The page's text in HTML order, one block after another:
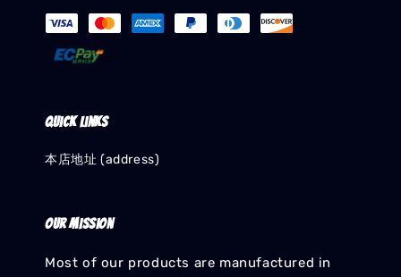
Quick links
本店地址 (address)
Our mission
Most of our products are manufactured in